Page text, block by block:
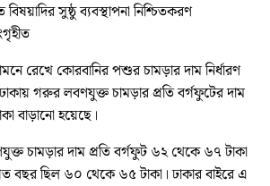
সুষ্ঠু ব্যবস্থাপনা নিশ্চিতকরণ
রেখে কোরবানির পশুর চামড়ার দাম নির্ধারণ
গরুর লবণযুক্ত চামড়ার প্রতি বর্গফুটের দাম
বাড়ানো হয়েছে।
চামড়ার দাম প্রতি বর্গফুট ৬২ থেকে ৬৭ টাকা
বছর ছিল ৬০ থেকে ৬৫ টাকা। ঢাকার বাইরে এ